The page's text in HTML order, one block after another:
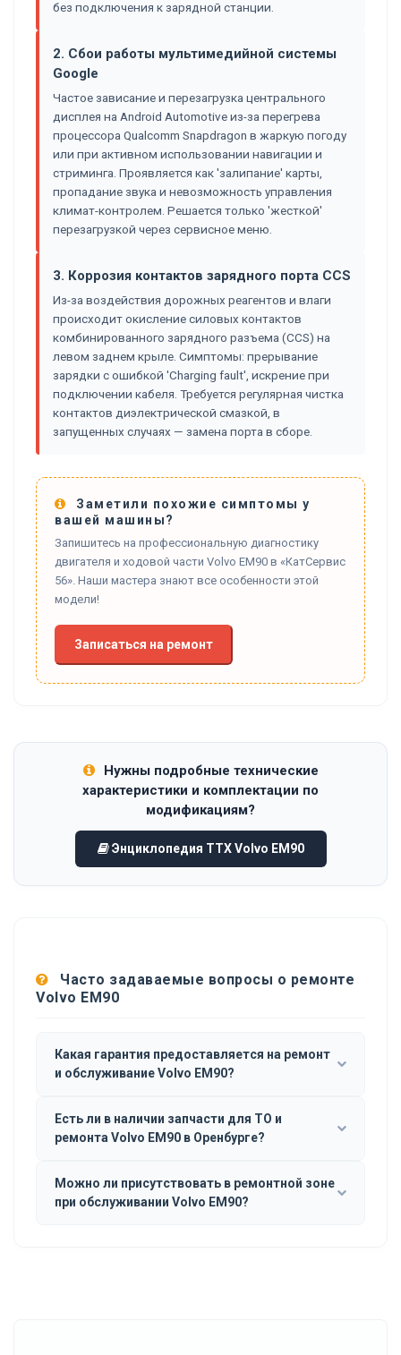
без подключения к зарядной станции.
2. Сбои работы мультимедийной системы
Google
Частое зависание и перезагрузка центрального
дисплея на Android Automotive из-за перегрева
процессора Qualcomm Snapdragon в жаркую погоду
или при активном использовании навигации и
стриминга. Проявляется как 'залипание' карты,
пропадание звука и невозможность управления
климат-контролем. Решается только 'жесткой'
перезагрузкой через сервисное меню.
3. Коррозия контактов зарядного порта CCS
Из-за воздействия дорожных реагентов и влаги
происходит окисление силовых контактов
комбинированного зарядного разъема (CCS) на
левом заднем крыле. Симптомы: прерывание
зарядки с ошибкой 'Charging fault', искрение при
подключении кабеля. Требуется регулярная чистка
контактов диэлектрической смазкой, в
запущенных случаях — замена порта в сборе.
Заметили похожие симптомы у
вашей машины?
Запишитесь на профессиональную диагностику
двигателя и ходовой части Volvo EM90 в «КатСервис
56». Наши мастера знают все особенности этой
модели!
Записаться на ремонт
Нужны подробные технические
характеристики и комплектации по
модификациям?
Энциклопедия ТТХ Volvo EM90
Часто задаваемые вопросы о ремонте
Volvo EM90
Какая гарантия предоставляется на ремонт
и обслуживание Volvo EM90?
Есть ли в наличии запчасти для ТО и
ремонта Volvo EM90 в Оренбурге?
Можно ли присутствовать в ремонтной зоне
при обслуживании Volvo EM90?